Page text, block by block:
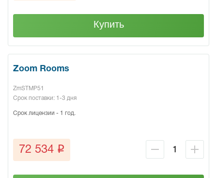
Купить
Zoom Rooms
ZmSTMP51
Срок поставки: 1-3 дня
Срок лицензии - 1 год.
72 534 q